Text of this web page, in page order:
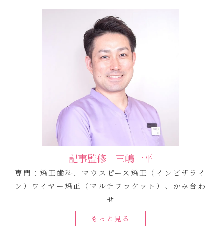
記事監修 三嶋一平
専門：矯正歯科、マウスピース矯正（インビザライ
ン）ワイヤー矯正（マルチブラケット）、かみ合わ
せ
もっと見る